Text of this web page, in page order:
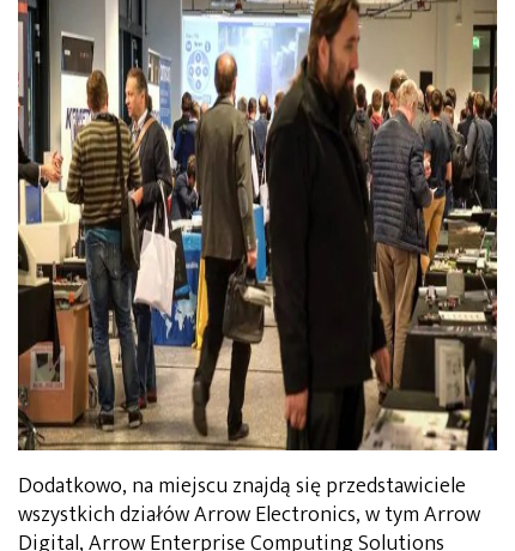
Dodatkowo, na miejscu znajdą się przedstawiciele
wszystkich działów Arrow Electronics, w tym Arrow
Digital, Arrow Enterprise Computing Solutions